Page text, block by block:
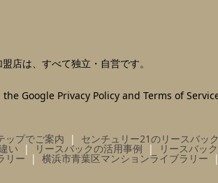
店は、すべて独立・自営です。
プでご案内 センチュリー21のリースバック